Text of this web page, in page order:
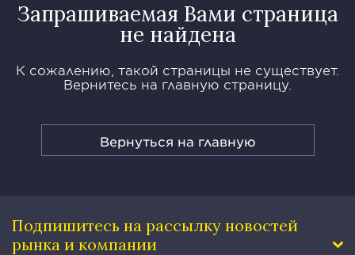
Запрашиваемая Вами страница
не найдена
К сожалению, такой страницы не существует.
Вернитесь на главную страницу.
Вернуться на главную
Подпишитесь на рассылку новостей
рынка и компании